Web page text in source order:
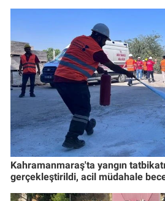
Kahramanmaraş'ta yangın
gerçekleştirildi, acil müdahale